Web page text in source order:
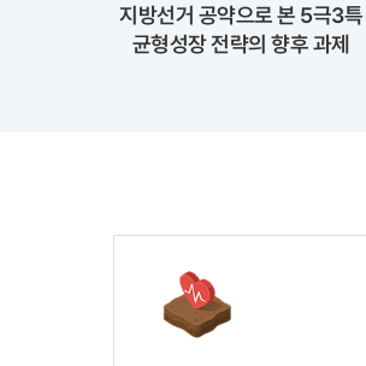
지방선거 공약으로 본 5극3특
균형성장 전략의 향후 과제